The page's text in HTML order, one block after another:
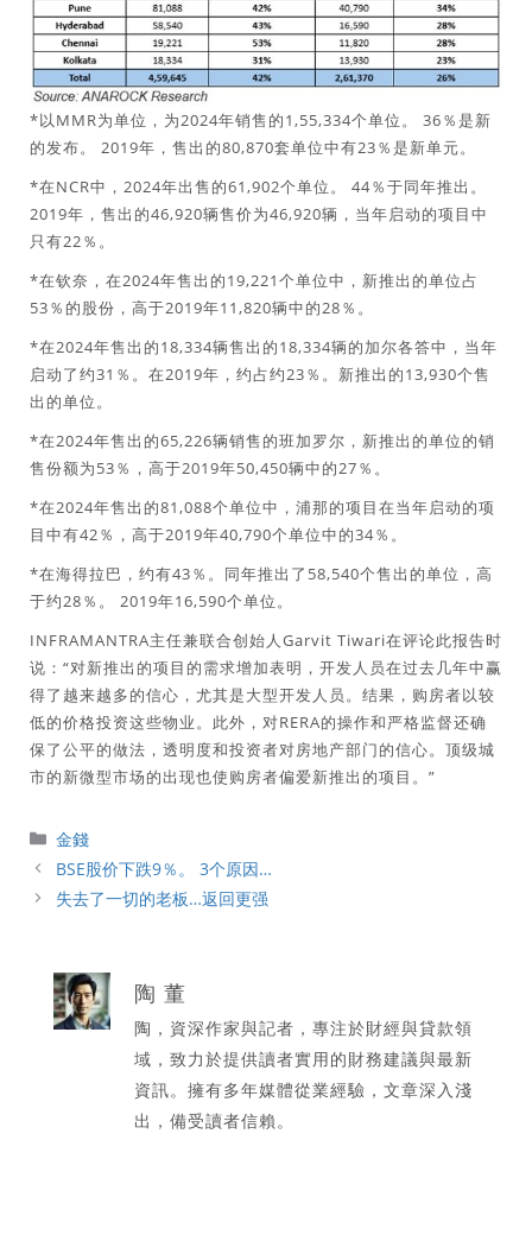
*以MMR为单位，为2024年销售的1,55,334个单位。 36％是新
的发布。 2019年，售出的80,870套单位中有23％是新单元。
*在NCR中，2024年出售的61,902个单位。 44％于同年推出。
2019年，售出的46,920辆售价为46,920辆，当年启动的项目中
只有22％。
*在钦奈，在2024年售出的19,221个单位中，新推出的单位占
53％的股份，高于2019年11,820辆中的28％。
*在2024年售出的18,334辆售出的18,334辆的加尔各答中，当年
启动了约31％。在2019年，约占约23％。新推出的13,930个售
出的单位。
*在2024年售出的65,226辆销售的班加罗尔，新推出的单位的销
售份额为53％，高于2019年50,450辆中的27％。
*在2024年售出的81,088个单位中，浦那的项目在当年启动的项
目中有42％，高于2019年40,790个单位中的34％。
*在海得拉巴，约有43％。同年推出了58,540个售出的单位，高
于约28％。 2019年16,590个单位。
INFRAMANTRA主任兼联合创始人Garvit Tiwari在评论此报告时
说：“对新推出的项目的需求增加表明，开发人员在过去几年中赢
得了越来越多的信心，尤其是大型开发人员。结果，购房者以较
低的价格投资这些物业。此外，对RERA的操作和严格监督还确
保了公平的做法，透明度和投资者对房地产部门的信心。顶级城
市的新微型市场的出现也使购房者偏爱新推出的项目。”
分
類
金錢
BSE股价下跌9％。 3个原因…
失去了一切的老板…返回更强
陶 董
陶，資深作家與記者，專注於財經與貸款領
域，致力於提供讀者實用的財務建議與最新
資訊。擁有多年媒體從業經驗，文章深入淺
出，備受讀者信賴。